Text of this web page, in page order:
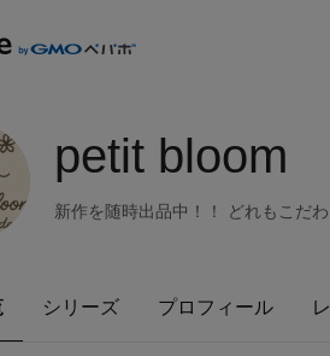
petit bloom
新作を随時出品中！！ どれもこだ
シリーズ プロフィール